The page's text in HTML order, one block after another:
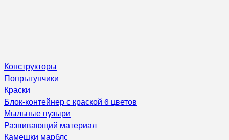
Конструкторы
Попрыгунчики
Краски
Блок-контейнер с краской 6 цветов
Мыльные пузыри
Развивающий материал
Камешки марблс